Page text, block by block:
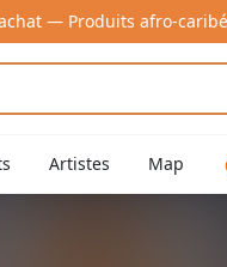
— Produits afro-
Artistes Map